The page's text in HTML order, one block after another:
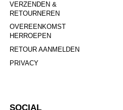
VERZENDEN &
RETOURNEREN
OVEREENKOMST
HERROEPEN
RETOUR AANMELDEN
PRIVACY
SOCIAL